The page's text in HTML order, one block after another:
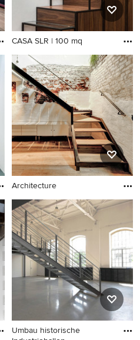
CASA SLR | 100 mq
Architecture
Umbau historische